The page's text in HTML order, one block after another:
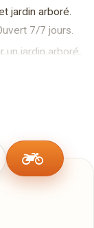
jardin arboré.
7/7 jours.
un jardin arboré
situé à 300
une belle